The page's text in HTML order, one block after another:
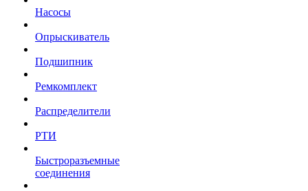
Насосы
Опрыскиватель
Подшипник
Ремкомплект
Распределители
РТИ
Быстроразъемные
соединения